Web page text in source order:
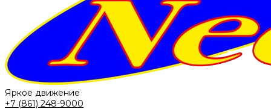
Яркое движение
+7 (861) 248-9000